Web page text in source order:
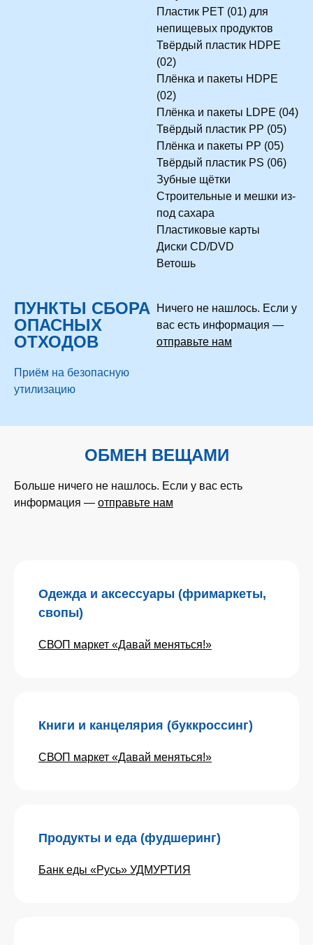
Пластик PET (01) для
непищевых продуктов
Твёрдый пластик HDPE
(02)
Плёнка и пакеты HDPE
(02)
Плёнка и пакеты LDPE (04)
Твёрдый пластик PP (05)
Плёнка и пакеты PP (05)
Твёрдый пластик PS (06)
Зубные щётки
Строительные и мешки из-
под сахара
Пластиковые карты
Диски CD/DVD
Ветошь
ПУНКТЫ СБОРА
ОПАСНЫХ
ОТХОДОВ
Приём на безопасную
утилизацию
Ничего не нашлось. Если у
вас есть информация —
отправьте нам
ОБМЕН ВЕЩАМИ
Больше ничего не нашлось. Если у вас есть
информация — отправьте нам
Одежда и аксессуары (фримаркеты,
свопы)
СВОП маркет «Давай меняться!»
Книги и канцелярия (буккроссинг)
СВОП маркет «Давай меняться!»
Продукты и еда (фудшеринг)
Банк еды «Русь» УДМУРТИЯ